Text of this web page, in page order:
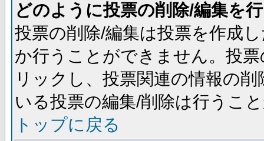
どのように投票の削除/編集を
投票の削除/編集は投票を作成
か行うことができません。投
リックし、投票関連の情報の
いる投票の編集/削除は行うこ
トップに戻る